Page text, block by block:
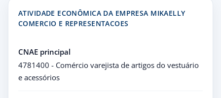
ATIVIDADE ECONÔMICA DA EMPRESA MIKAELLY
COMERCIO E REPRESENTACOES
CNAE principal
4781400 - Comércio varejista de artigos do vestuário
e acessórios